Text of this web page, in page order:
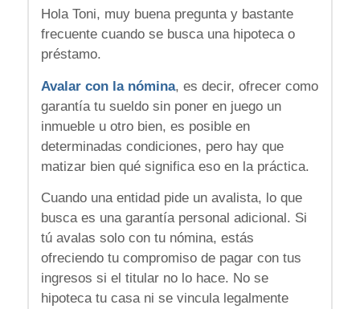
Hola Toni, muy buena pregunta y bastante
frecuente cuando se busca una hipoteca o
préstamo.
Avalar con la nómina, es decir, ofrecer como
garantía tu sueldo sin poner en juego un
inmueble u otro bien, es posible en
determinadas condiciones, pero hay que
matizar bien qué significa eso en la práctica.
Cuando una entidad pide un avalista, lo que
busca es una garantía personal adicional. Si
tú avalas solo con tu nómina, estás
ofreciendo tu compromiso de pagar con tus
ingresos si el titular no lo hace. No se
hipoteca tu casa ni se vincula legalmente